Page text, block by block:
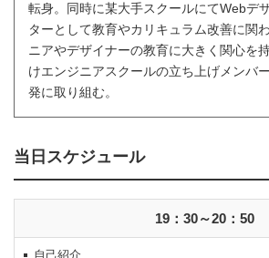
転身。同時に某大手スクールにてWebデ
ターとして教育やカリキュラム改善に関
ニアやデザイナーの教育に大きく関心を
けエンジニアスクールの立ち上げメンバ
発に取り組む。
当日スケジュール
19：30～20：50
自己紹介